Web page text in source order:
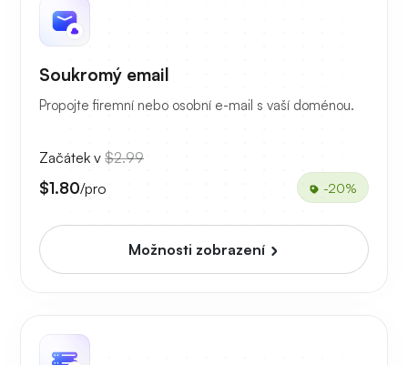
Soukromý email
Propojte firemní nebo osobní e-mail s vaší doménou.
Začátek v $2.99
$1.80/pro -20%
Možnosti zobrazení